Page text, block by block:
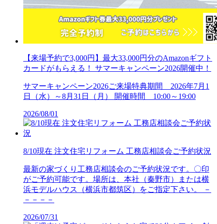
【来場予約で3,000円】最大33,000円分のAmazonギフト
カードがもらえる！ サマーキャンペーン2026開催中！
サマーキャンペーン2026ご来場特典期間 2026年7月1
日（水）～8月31日（月） 開催時間 10:00～19:00
2026/08/01
8/10現在 注文住宅リフォーム 工務店相談会ご予約状況
最新の家づくり工務店相談会のご予約状況です。〇印
がご予約可能です。場所は、本社（秦野市）または横
浜モデルハウス（横浜市都筑区）をご指定下さい。 －
－－－－
2026/07/31